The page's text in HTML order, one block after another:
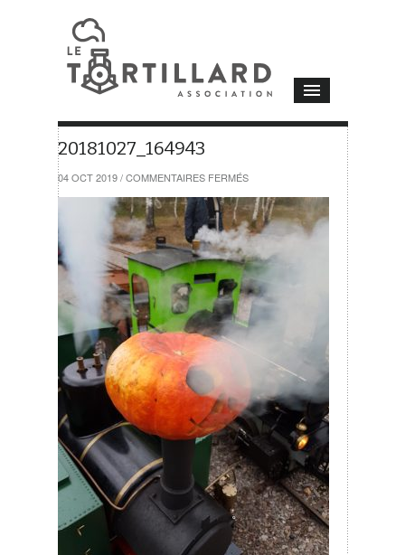
20181027_164943
04 OCT 2019 / COMMENTAIRES FERMÉSSUR